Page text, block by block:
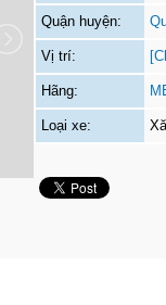
Quận huyện:
Vị trí:
Hãng:
Loại xe: